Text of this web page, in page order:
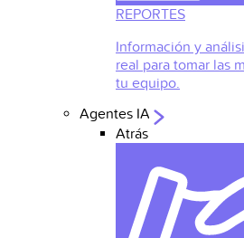
REPORTES
Información y
real para tomar las
tu equipo.
Agentes IA
Atrás